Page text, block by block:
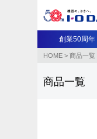
創業50周年
HOME > 商品一覧
商品一覧